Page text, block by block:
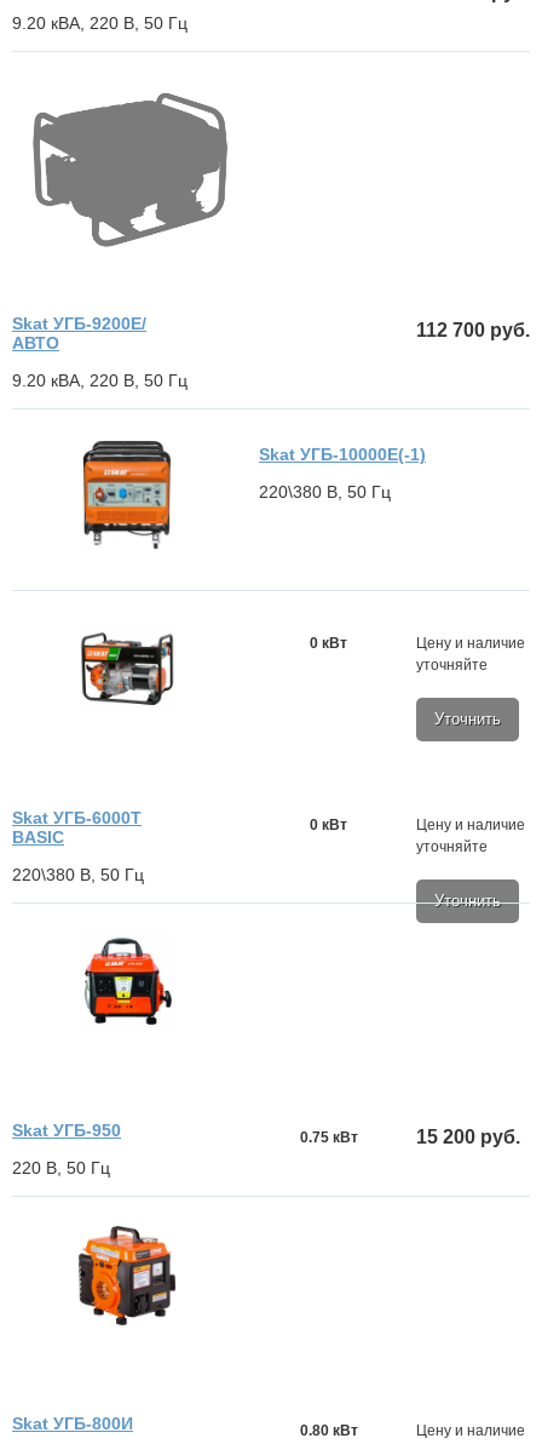
9.20 кВА, 220 В, 50 Гц
Skat УГБ-9200Е/
АВТО
9.20 кВА, 220 В, 50 Гц
112 700 руб.
Skat УГБ-10000E(-1)
220\380 В, 50 Гц
Цену и наличие
уточняйте
Уточнить
0 кВт
Skat УГБ-6000Т
BASIC
220\380 В, 50 Гц
Цену и наличие
уточняйте
Уточнить
0 кВт
Skat УГБ-950
220 В, 50 Гц
15 200 руб.
0.75 кВт
Skat УГБ-800И
Цену и наличие
0.80 кВт